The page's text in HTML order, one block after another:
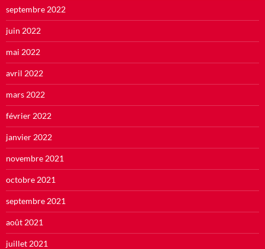
septembre 2022
juin 2022
mai 2022
avril 2022
mars 2022
février 2022
janvier 2022
novembre 2021
octobre 2021
septembre 2021
août 2021
juillet 2021